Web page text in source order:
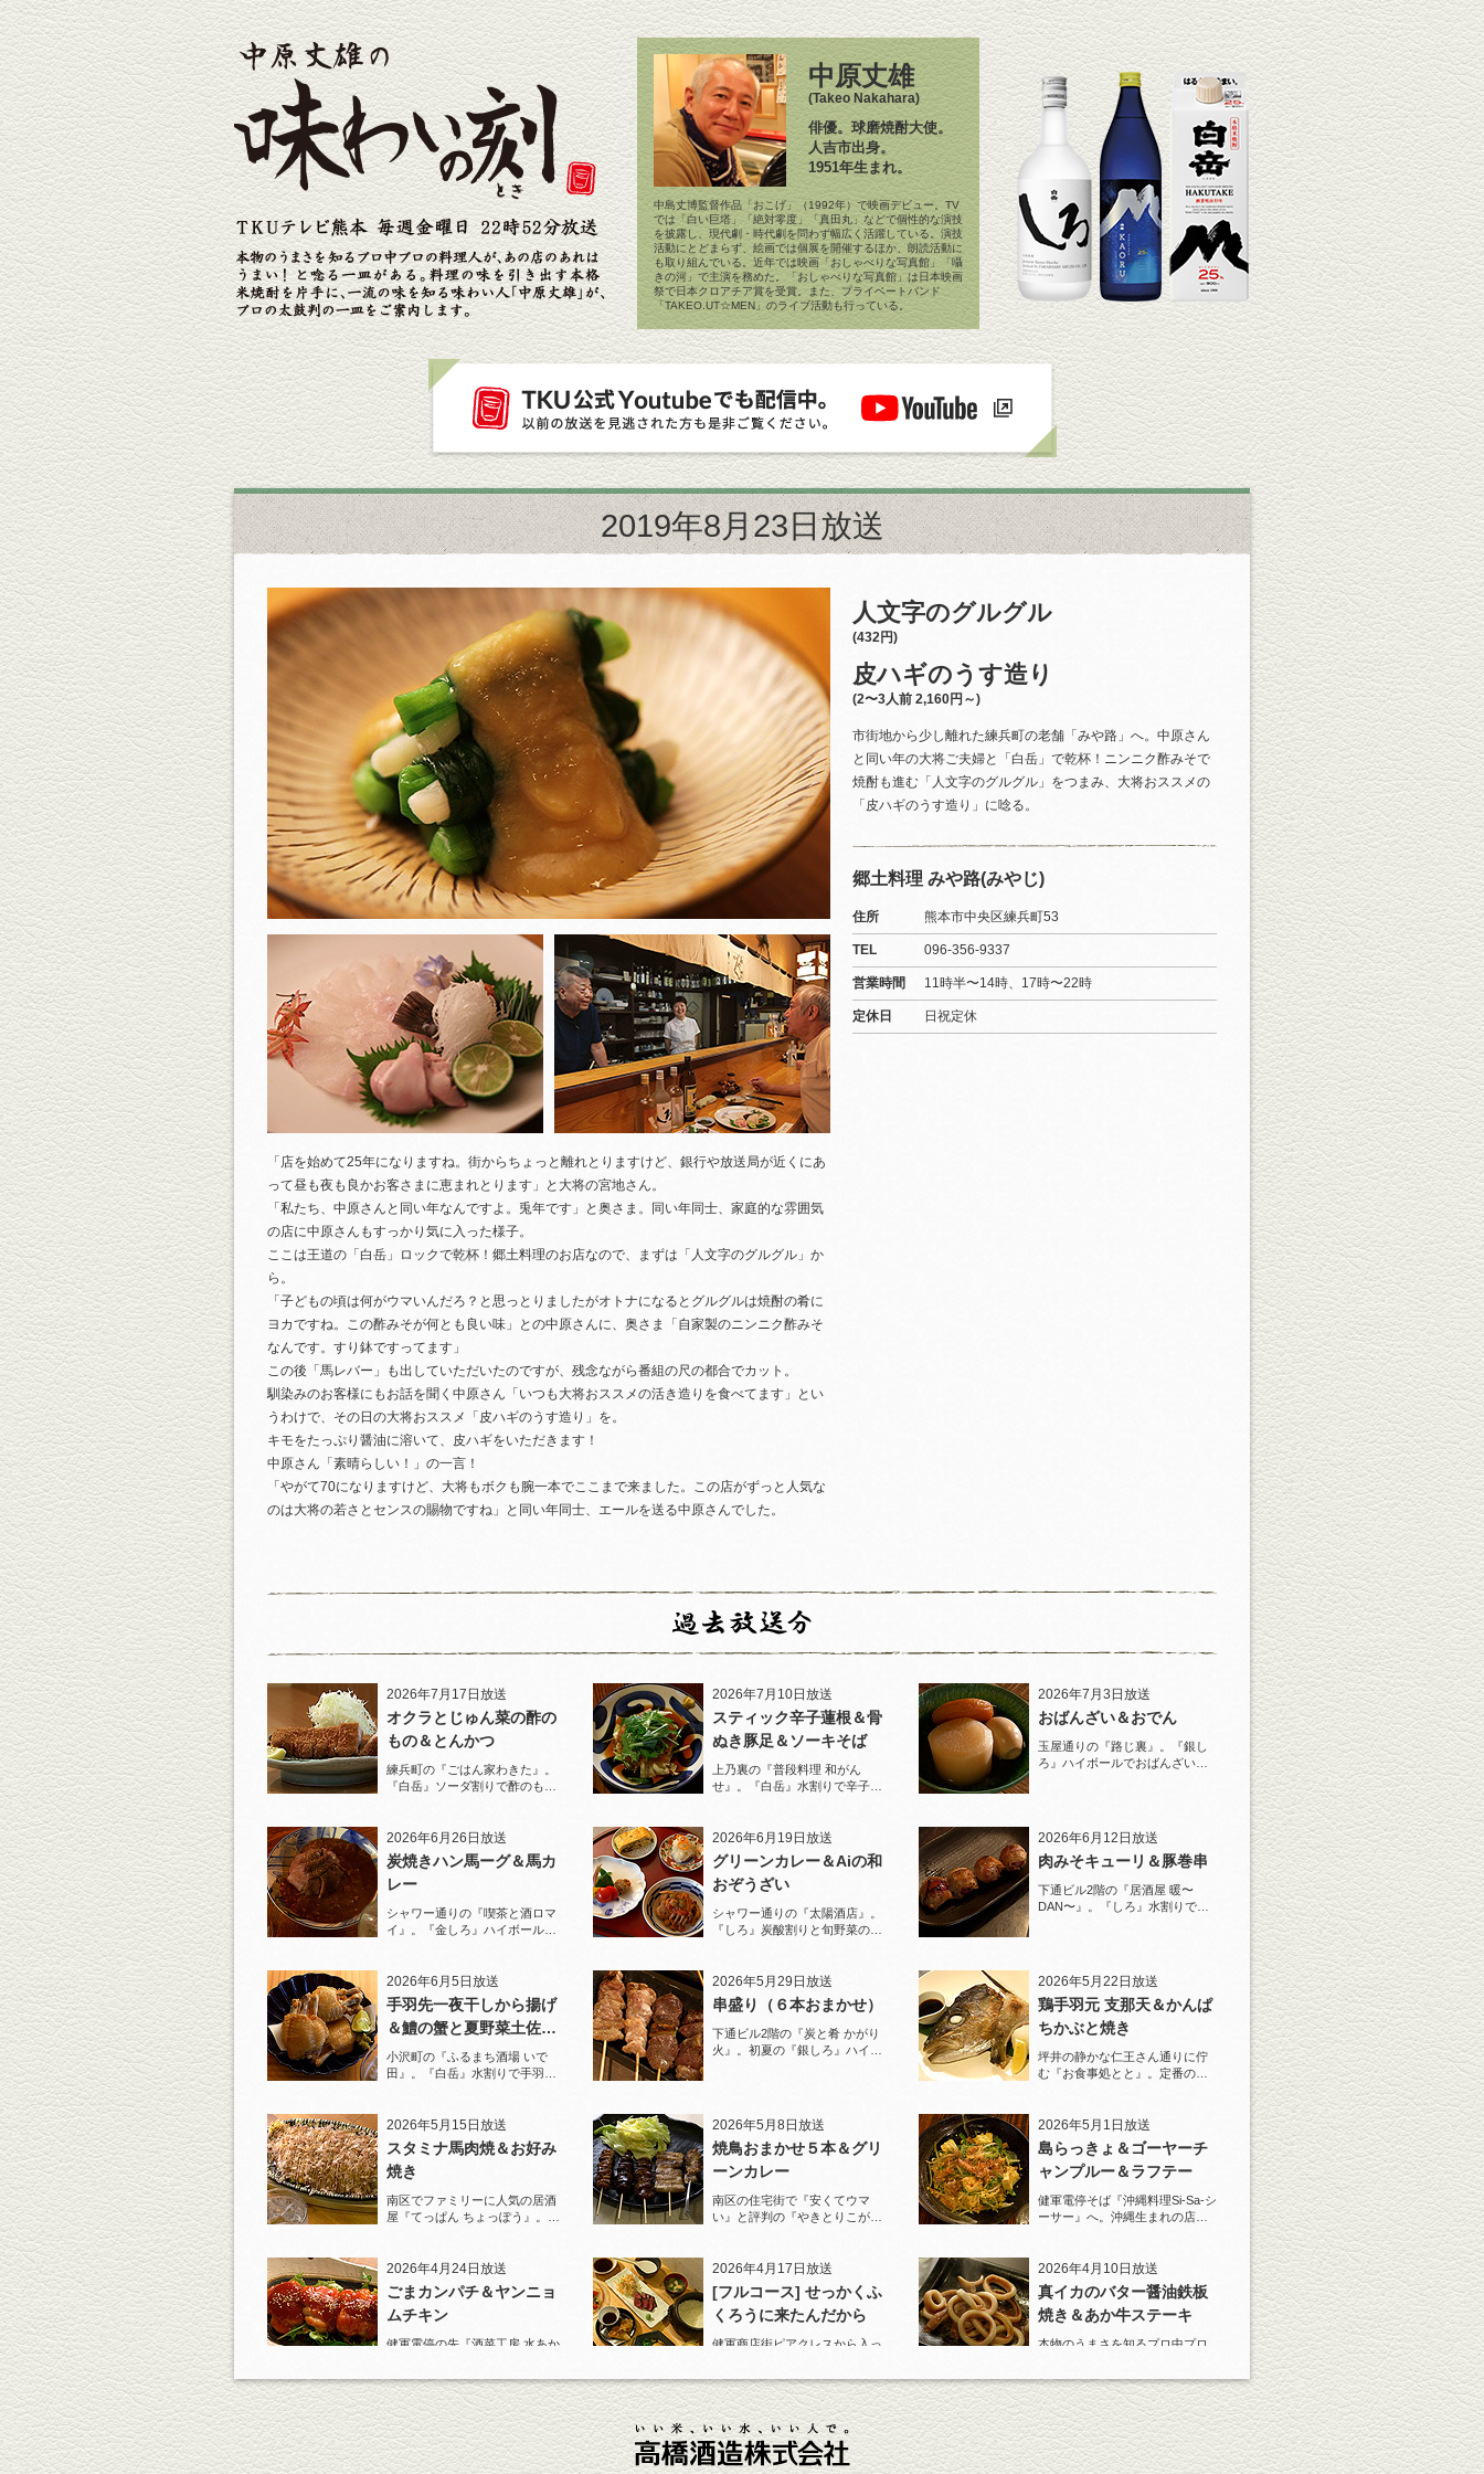
中原丈雄
(Takeo Nakahara)
俳優。球磨焼酎大使。
人吉市出身。
1951年生まれ。
中島丈博監督作品「おこげ」（1992年）で映画デビュー。TV
では「白い巨塔」「絶対零度」「真田丸」などで個性的な演技
を披露し、現代劇・時代劇を問わず幅広く活躍している。演技
活動にとどまらず、絵画では個展を開催するほか、朗読活動に
も取り組んでいる。近年では映画「おしゃべりな写真館」「囁
きの河」で主演を務めた。「おしゃべりな写真館」は日本映画
祭で日本クロアチア賞を受賞。また、プライベートバンド
「TAKEO.UT☆MEN」のライブ活動も行っている。
2019年8月23日放送
人文字のグルグル
(432円)
皮ハギのうす造り
(2〜3人前 2,160円～)
市街地から少し離れた練兵町の老舗「みや路」へ。中原さん
と同い年の大将ご夫婦と「白岳」で乾杯！ニンニク酢みそで
焼酎も進む「人文字のグルグル」をつまみ、大将おススメの
「皮ハギのうす造り」に唸る。
「店を始めて25年になりますね。街からちょっと離れとりますけど、銀行や放送局が近くにあ
って昼も夜も良かお客さまに恵まれとります」と大将の宮地さん。
「私たち、中原さんと同い年なんですよ。兎年です」と奥さま。同い年同士、家庭的な雰囲気
の店に中原さんもすっかり気に入った様子。
ここは王道の「白岳」ロックで乾杯！郷土料理のお店なので、まずは「人文字のグルグル」か
ら。
「子どもの頃は何がウマいんだろ？と思っとりましたがオトナになるとグルグルは焼酎の肴に
ヨカですね。この酢みそが何とも良い味」との中原さんに、奥さま「自家製のニンニク酢みそ
なんです。すり鉢ですってます」
この後「馬レバー」も出していただいたのですが、残念ながら番組の尺の都合でカット。
馴染みのお客様にもお話を聞く中原さん「いつも大将おススメの活き造りを食べてます」とい
うわけで、その日の大将おススメ「皮ハギのうす造り」を。
キモをたっぷり醤油に溶いて、皮ハギをいただきます！
中原さん「素晴らしい！」の一言！
「やがて70になりますけど、大将もボクも腕一本でここまで来ました。この店がずっと人気な
のは大将の若さとセンスの賜物ですね」と同い年同士、エールを送る中原さんでした。
郷土料理 みや路(みやじ)
住所 熊本市中央区練兵町53
TEL 096-356-9337
営業時間 11時半〜14時、17時〜22時
定休日 日祝定休
2026年7月17日放送
オクラとじゅん菜の酢の
もの＆とんかつ
練兵町の『ごはん家わきた』。
『白岳』ソーダ割りで酢のもの
2026年7月10日放送
スティック辛子蓮根＆骨
ぬき豚足＆ソーキそば
上乃裏の『普段料理 和がん
せ』。『白岳』水割りで辛子蓮
2026年7月3日放送
おばんざい＆おでん
玉屋通りの『路じ裏』。『銀し
ろ』ハイボールでおばんざいと
2026年6月26日放送
炭焼きハン馬ーグ＆馬カ
レー
シャワー通りの『喫茶と酒ロマ
イ』。『金しろ』ハイボールで
2026年6月19日放送
グリーンカレー＆Aiの和
おぞうざい
シャワー通りの『太陽酒店』。
『しろ』炭酸割りと旬野菜のお
2026年6月12日放送
肉みそキューリ＆豚巻串
下通ビル2階の『居酒屋 暖〜
DAN〜』。『しろ』水割りで夏
2026年6月5日放送
手羽先一夜干しから揚げ
＆鱧の蟹と夏野菜土佐酢
ジュレがけ
小沢町の『ふるまち酒場 いで
田』。『白岳』水割りで手羽先
2026年5月29日放送
串盛り（６本おまかせ）
下通ビル2階の『炭と肴 かがり
火』。初夏の『銀しろ』ハイボ
2026年5月22日放送
鶏手羽元 支那天＆かんぱ
ちかぶと焼き
坪井の静かな仁王さん通りに佇
む『お食事処とと』。定番の
2026年5月15日放送
スタミナ馬肉焼＆お好み
焼き
南区でファミリーに人気の居酒
屋『てっぱん ちょっぽう』。王
2026年5月8日放送
焼鳥おまかせ５本＆グリ
ーンカレー
南区の住宅街で『安くてウマ
い』と評判の『やきとりこがめ
ジューシー！
2026年5月1日放送
島らっきょ＆ゴーヤーチ
ャンプルー＆ラフテー
健軍電停そば『沖縄料理Si-Sa-シ
ーサー』へ。沖縄生まれの店主
2026年4月24日放送
ごまカンパチ＆ヤンニョ
ムチキン
健軍電停の先『酒菜工房 水あか
杯！まずは『ごまカンパチ』を
肴に。
2026年4月17日放送
[フルコース] せっかくふ
くろうに来たんだから
健軍商店街ピアクレスから入っ
はんや ふくろう』。
2026年4月10日放送
真イカのバター醤油鉄板
焼き＆あか牛ステーキ
本物のうまさを知るプロ中プロ
まい！と唸る一皿がある。
2026年4月3日放送
元祖 鶏焼売＆牛テールの
土鍋めし
2026年3月27日放送
ポテトサラダ＆油淋鶏
西銀座通りのビル地下『カラオ
2026年3月20日放送
原始焼き 大トロ鰯の塩焼
き/キンキの塩焼き など